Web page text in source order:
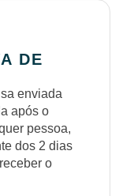
DE
enviada
após o
pessoa,
dos 2 dias
o